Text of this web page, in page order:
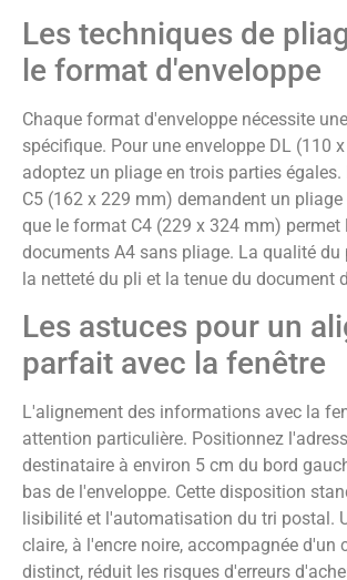
Les techniques de
le format d'enveloppe
Chaque format d'enveloppe nécessite
spécifique. Pour une enveloppe DL (110
adoptez un pliage en trois parties égales.
C5 (162 x 229 mm) demandent un
que le format C4 (229 x 324 mm) permet
documents A4 sans pliage. La qualité du
la netteté du pli et la tenue du document
Les astuces pour un
parfait avec la fenêtre
L'alignement des informations avec la
attention particulière. Positionnez
destinataire à environ 5 cm du bord
bas de l'enveloppe. Cette disposition
lisibilité et l'automatisation du tri postal.
claire, à l'encre noire, accompagnée d'un
distinct, réduit les risques d'erreurs